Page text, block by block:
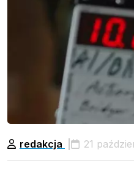
redakcja 21